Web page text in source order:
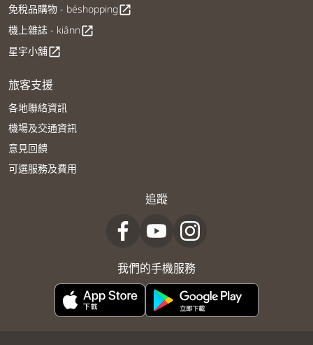
免稅品購物 - béshoppingopen_in_new
機上雜誌 - kiânnopen_in_new
星宇小舖open_in_new
旅客支援
各地聯絡資訊
機場及交通資訊
意見回饋
可選服務及費用
追蹤
我們的手機服務